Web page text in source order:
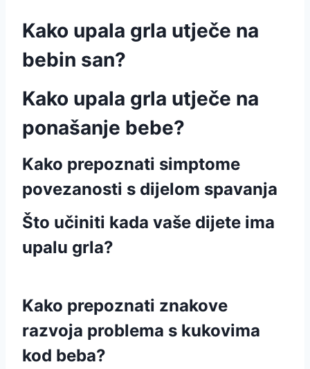
Kako upala grla utječe na
bebin san?
Kako upala grla utječe na
ponašanje bebe?
Kako prepoznati simptome
povezanosti s dijelom spavanja
Što učiniti kada vaše dijete ima
upalu grla?
Kako prepoznati znakove
razvoja problema s kukovima
kod beba?